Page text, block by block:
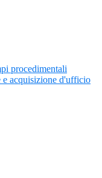
procedimentali
acquisizione d'ufficio